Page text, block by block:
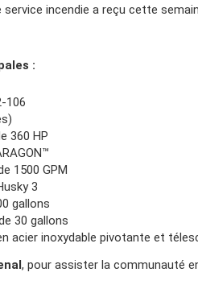
service incendie a reçu cette
:
106
360 HP
1500 GPM
3
gallons
30 gallons
acier inoxydable pivotante et
, pour assister la communauté